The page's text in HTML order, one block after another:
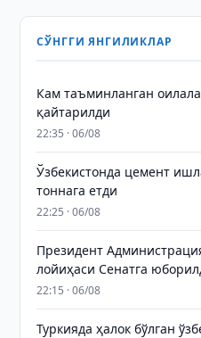
СЎНГГИ ЯНГИЛИКЛАР
Кам таъминланган
қайтарилди
22:35 · 06/08
Ўзбекистонда цемент
тоннага етди
22:25 · 06/08
Президент
лойиҳаси Сенатга
22:15 · 06/08
Туркияда ҳалок бўлган